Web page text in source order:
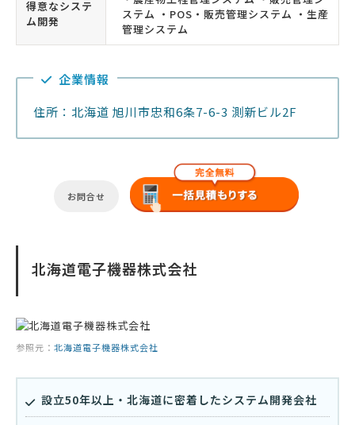
得意なシステ
ム開発
ステム ・POS・販売管理システム ・生産
管理システム
企業情報
住所：北海道 旭川市忠和6条7-6-3 測新ビル2F
お問合せ
北海道電子機器株式会社
参照元： 北海道電子機器株式会社
設立50年以上・北海道に密着したシステム開発会社